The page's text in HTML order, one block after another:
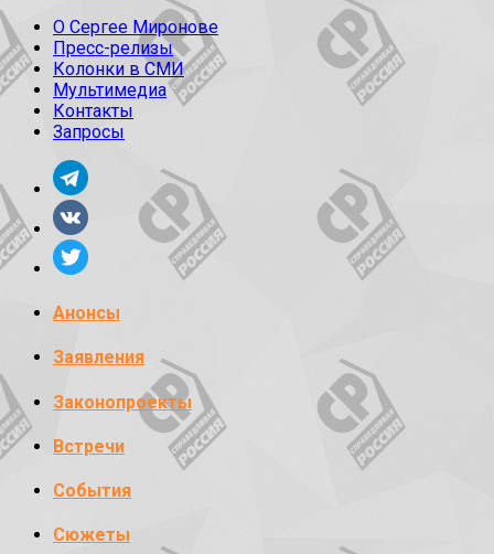
О Сергее Миронове
Пресс-релизы
Колонки в СМИ
Мультимедиа
Контакты
Запросы
Анонсы
Заявления
Законопроекты
Встречи
События
Сюжеты